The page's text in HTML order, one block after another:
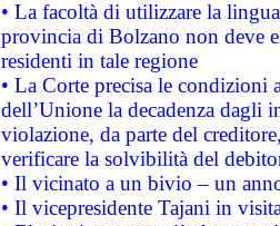
• La facoltà di utilizzare la
provincia di Bolzano non deve
residenti in tale regione
• La Corte precisa le
dell’Unione la decadenza dagli
violazione, da parte del
verificare la solvibilità del
• Il vicinato a un bivio – un
• Il vicepresidente Tajani in